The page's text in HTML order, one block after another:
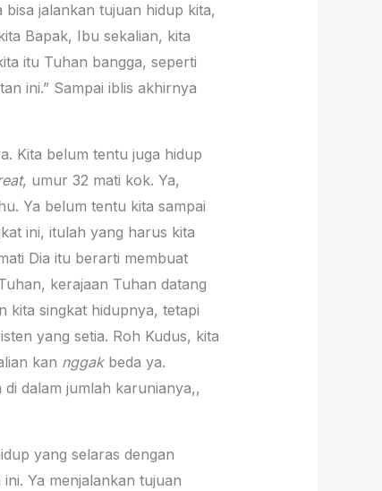
jalankan tujuan hidup kita,
Bapak, Ibu sekalian, kita
itu Tuhan bangga, seperti
ini.” Sampai iblis akhirnya
Kita belum tentu juga hidup
, umur 32 mati kok. Ya,
Ya belum tentu kita sampai
ini, itulah yang harus kita
Dia itu berarti membuat
kerajaan Tuhan datang
kita singkat hidupnya, tetapi
yang setia. Roh Kudus, kita
kan nggakbeda ya.
dalam jumlah karunianya,,
yang selaras dengan
Ya menjalankan tujuan